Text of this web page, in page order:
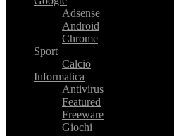
Adsense
Android
Chrome
Sport
Calcio
Informatica
Antivirus
Featured
Freeware
Giochi